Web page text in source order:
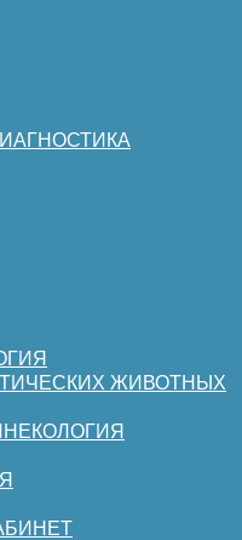
ЖИВОТНЫХ